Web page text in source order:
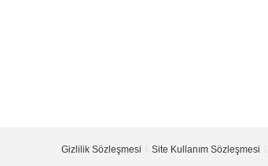
Gizlilik Sözleşmesi Site Kullanım Sözleşmesi